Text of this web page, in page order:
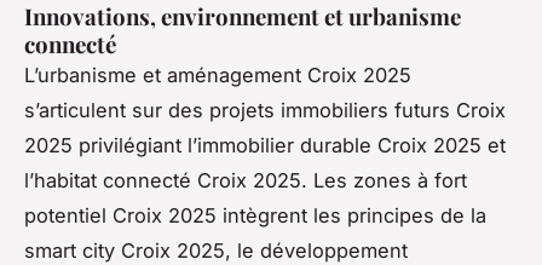
Innovations, environnement et urbanisme
connecté
L’urbanisme et aménagement Croix 2025
s’articulent sur des projets immobiliers futurs Croix
2025 privilégiant l’immobilier durable Croix 2025 et
l’habitat connecté Croix 2025. Les zones à fort
potentiel Croix 2025 intègrent les principes de la
smart city Croix 2025, le développement